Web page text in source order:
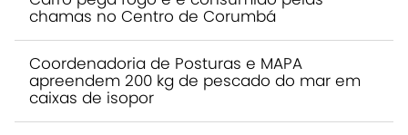
chamas no Centro de Corumbá
Coordenadoria de Posturas e MAPA
apreendem 200 kg de pescado do mar em
caixas de isopor